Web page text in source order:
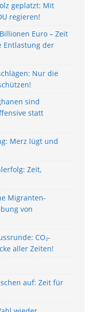
geplatzt: Mit
regieren!
Euro – Zeit
Entlastung der
Nur die
sind
statt
Merz lügt und
Zeit,
Migranten-
von
CO₂-
aller Zeiten!
auf: Zeit für